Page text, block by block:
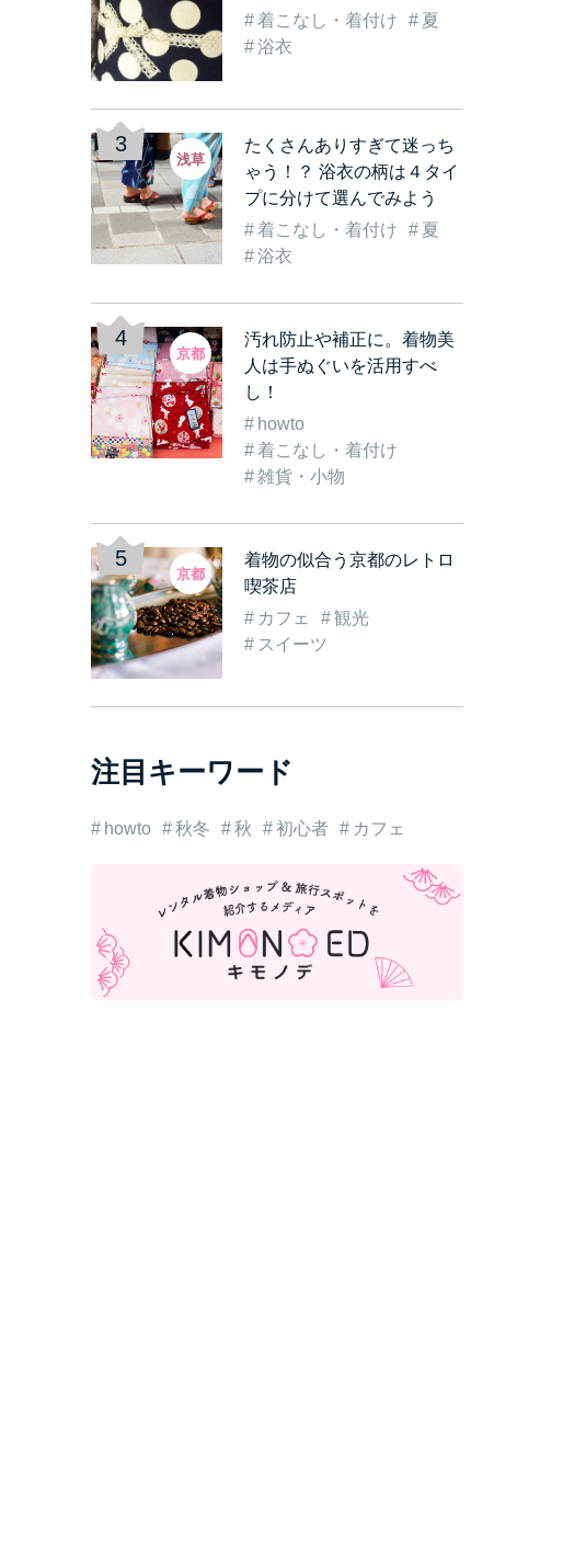
をレンタル着…
っと盛り上げよう！実…
レンタルをして「浅草…
着こなし・着付け
夏
浴衣
たくさんありすぎて迷っち
ゃう！？ 浴衣の柄は４タイ
プに分けて選んでみよう
着こなし・着付け
夏
浴衣
浅草
汚れ防止や補正に。着物美
人は手ぬぐいを活用すべ
し！
howto
着こなし・着付け
雑貨・小物
京都
着物の似合う京都のレトロ
喫茶店
カフェ
観光
スイーツ
京都
注目キーワード
howto 秋冬 秋 初心者 カフェ